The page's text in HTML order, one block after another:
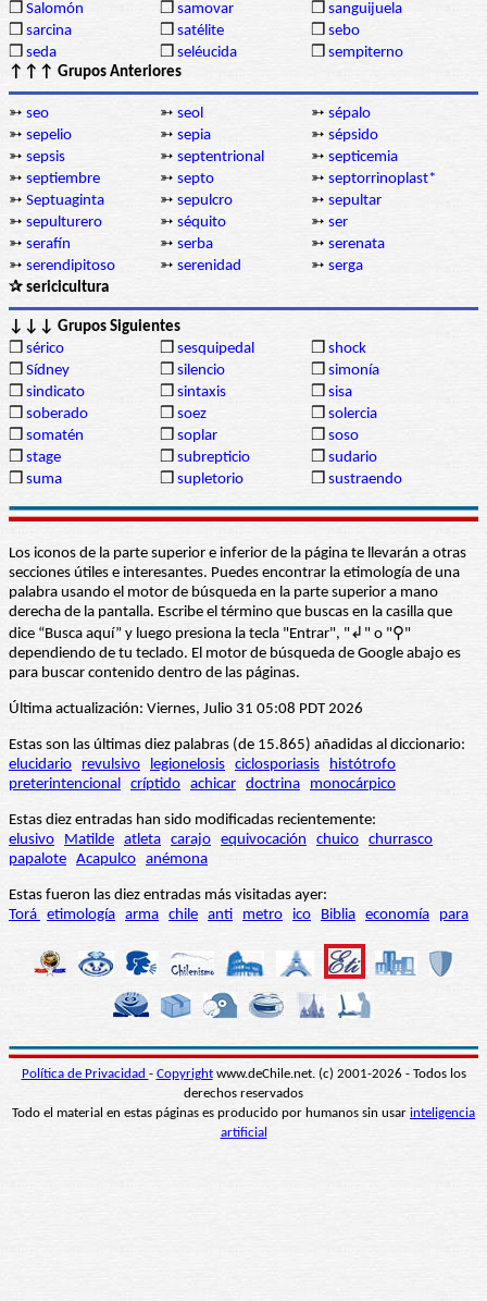
❒ Salomón ❒ samovar ❒ sanguijuela
❒ sarcina ❒ satélite ❒ sebo
❒ seda ❒ seléucida ❒ sempiterno
↑↑↑ Grupos Anteriores
➳ seo ➳ seol ➳ sépalo
➳ sepelio ➳ sepia ➳ sépsido
➳ sepsis ➳ septentrional ➳ septicemia
➳ septiembre ➳ septo ➳ septorrinoplast*
➳ Septuaginta ➳ sepulcro ➳ sepultar
➳ sepulturero ➳ séquito ➳ ser
➳ serafín ➳ serba ➳ serenata
➳ serendipitoso ➳ serenidad ➳ serga
✰ sericicultura
↓↓↓ Grupos Siguientes
❒ sérico ❒ sesquipedal ❒ shock
❒ Sídney ❒ silencio ❒ simonía
❒ sindicato ❒ sintaxis ❒ sisa
❒ soberado ❒ soez ❒ solercia
❒ somatén ❒ soplar ❒ soso
❒ stage ❒ subrepticio ❒ sudario
❒ suma ❒ supletorio ❒ sustraendo
Los iconos de la parte superior e inferior de la página te llevarán a otras
secciones útiles e interesantes. Puedes encontrar la etimología de una
palabra usando el motor de búsqueda en la parte superior a mano
derecha de la pantalla. Escribe el término que buscas en la casilla que
dice “Busca aquí” y luego presiona la tecla "Entrar", "↲" o "⚲"
dependiendo de tu teclado. El motor de búsqueda de Google abajo es
para buscar contenido dentro de las páginas.
Última actualización: Viernes, Julio 31 05:08 PDT 2026
Estas son las últimas diez palabras (de 15.865) añadidas al diccionario:
elucidario
revulsivo legionelosis ciclosporiasis
histótrofo
preterintencional críptido achicar doctrina monocárpico
Estas diez entradas han sido modificadas recientemente:
elusivo
Matilde atleta carajo equivocación chuico churrasco
papalote Acapulco anémona
Estas fueron las diez entradas más visitadas ayer:
Torá etimología arma chile anti metro ico Biblia economía para
Política de Privacidad - Copyrightwww.deChile.net. (c) 2001-2026 - Todos los
derechos reservados
Todo el material en estas páginas es producido por humanos sin usar inteligencia
artificial